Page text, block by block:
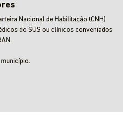
Nacional de Habilitação (CNH)
do SUS ou clínicos conveniados